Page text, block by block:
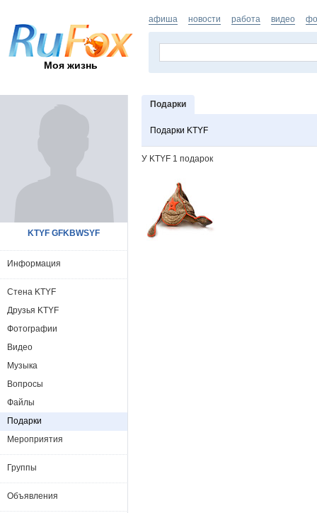
Моя жизнь
афиша новости работа видео
Подарки
Подарки KTYF
У KTYF 1 подарок
KTYF GFKBWSYF
Информация
Стена KTYF
Друзья KTYF
Фотографии
Видео
Музыка
Вопросы
Файлы
Подарки
Мероприятия
Группы
Объявления